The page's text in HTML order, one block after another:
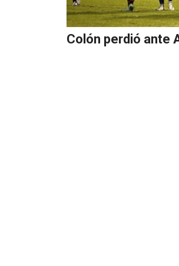
Colón perdió ante